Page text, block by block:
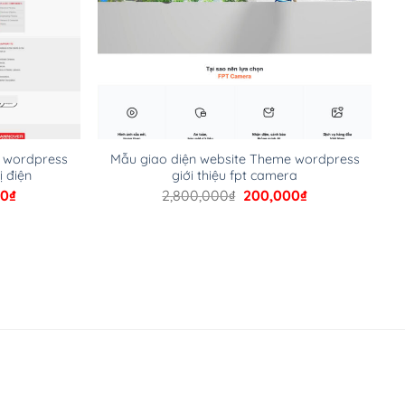
wordpress
điện
₫Giá
Mẫu giao diện website Theme wordpress
giới thiệu fpt camera
2,800,000₫ Giá
200,000₫Giá